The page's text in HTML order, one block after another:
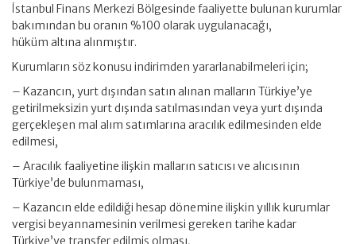
İstanbul Finans Merkezi Bölgesinde faaliyette bulunan kurumlar
bakımından bu oranın %100 olarak uygulanacağı,
hüküm altına alınmıştır.
Kurumların söz konusu indirimden yararlanabilmeleri için;
– Kazancın, yurt dışından satın alınan malların Türkiye’ye
getirilmeksizin yurt dışında satılmasından veya yurt dışında
gerçekleşen mal alım satımlarına aracılık edilmesinden elde
edilmesi,
– Aracılık faaliyetine ilişkin malların satıcısı ve alıcısının
Türkiye’de bulunmaması,
– Kazancın elde edildiği hesap dönemine ilişkin yıllık kurumlar
vergisi beyannamesinin verilmesi gereken tarihe kadar
Türkiye’ye transfer edilmiş olması,